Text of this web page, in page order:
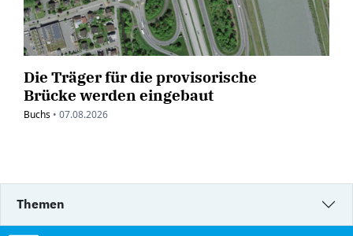
Die Träger für die provisorische
Brücke werden eingebaut
Buchs • 07.08.2026
Themen